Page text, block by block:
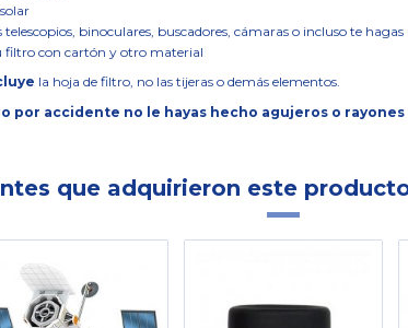
binoculares, buscadores, cámaras o incluso te
filtro con cartón y otro material
la hoja de filtro, no las tijeras o demás elementos.
por accidente no le hayas hecho agujeros o
que adquirieron este